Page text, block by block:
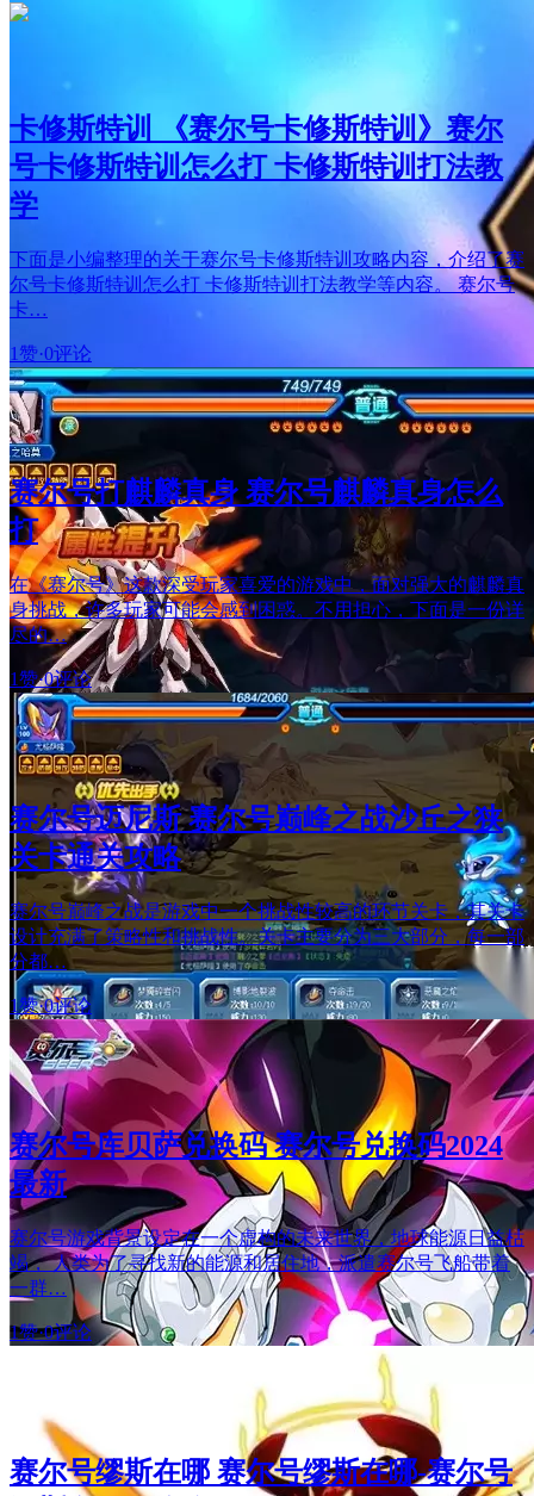
卡修斯特训 《赛尔号卡修斯特训》赛尔
号卡修斯特训怎么打 卡修斯特训打法教
学
下面是小编整理的关于赛尔号卡修斯特训攻略内容，介绍了赛
尔号卡修斯特训怎么打 卡修斯特训打法教学等内容。 赛尔号
卡…
1赞·0评论
赛尔号打麒麟真身 赛尔号麒麟真身怎么
打
在《赛尔号》这款深受玩家喜爱的游戏中，面对强大的麒麟真
身挑战，许多玩家可能会感到困惑。不用担心，下面是一份详
尽的…
1赞·0评论
赛尔号迈尼斯 赛尔号巅峰之战沙丘之狭
关卡通关攻略
赛尔号巅峰之战是游戏中一个挑战性较高的环节关卡，其关卡
设计充满了策略性和挑战性。关卡主要分为三大部分，每一部
分都…
1赞·0评论
赛尔号库贝萨兑换码 赛尔号兑换码2024
最新
赛尔号游戏背景设定在一个虚构的未来世界，地球能源日益枯
竭， 人类为了寻找新的能源和居住地，派遣赛尔号飞船带着
一群…
1赞·0评论
赛尔号缪斯在哪 赛尔号缪斯在哪-赛尔号